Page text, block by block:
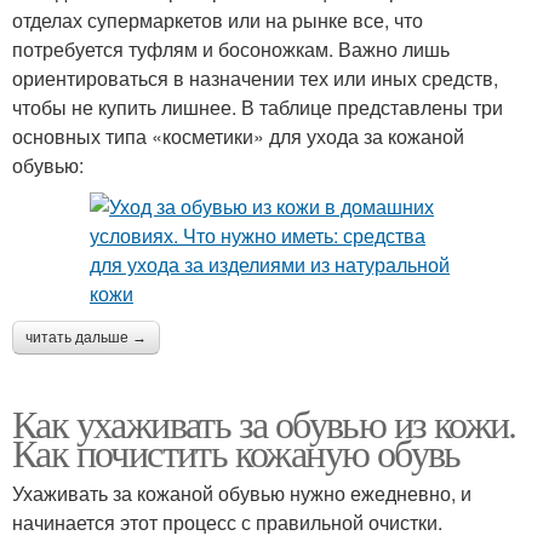
отделах супермаркетов или на рынке все, что
потребуется туфлям и босоножкам. Важно лишь
ориентироваться в назначении тех или иных средств,
чтобы не купить лишнее. В таблице представлены три
основных типа «косметики» для ухода за кожаной
обувью:
читать дальше →
Как ухаживать за обувью из кожи.
Как почистить кожаную обувь
Ухаживать за кожаной обувью нужно ежедневно, и
начинается этот процесс с правильной очистки.